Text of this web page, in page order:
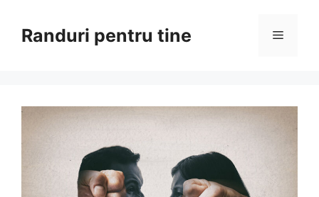
conținutRanduri pentru tine Meniu